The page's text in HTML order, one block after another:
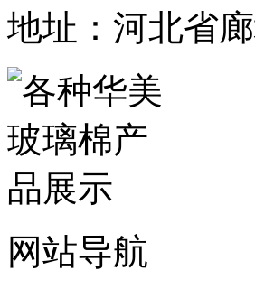
地址：河北省
网站导航